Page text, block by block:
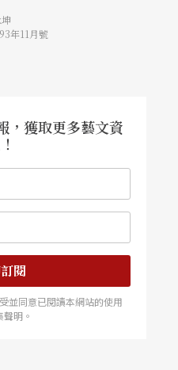
在這裡的是他們的屐履，他們的馬車
年11月號
，獲取更多藝文資
閱
並同意已閱讀本網站的使用
明。